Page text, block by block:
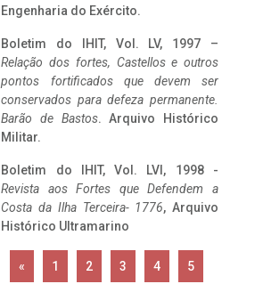
Engenharia do Exército.
Boletim do IHIT, Vol. LV, 1997 –
Relação dos fortes, Castellos e outros
pontos fortificados que devem ser
conservados para defeza permanente.
Barão de Bastos. Arquivo Histórico
Militar.
Boletim do IHIT, Vol. LVI, 1998 -
Revista aos Fortes que Defendem a
Costa da Ilha Terceira- 1776, Arquivo
Histórico Ultramarino
« 1 2 3 4 5